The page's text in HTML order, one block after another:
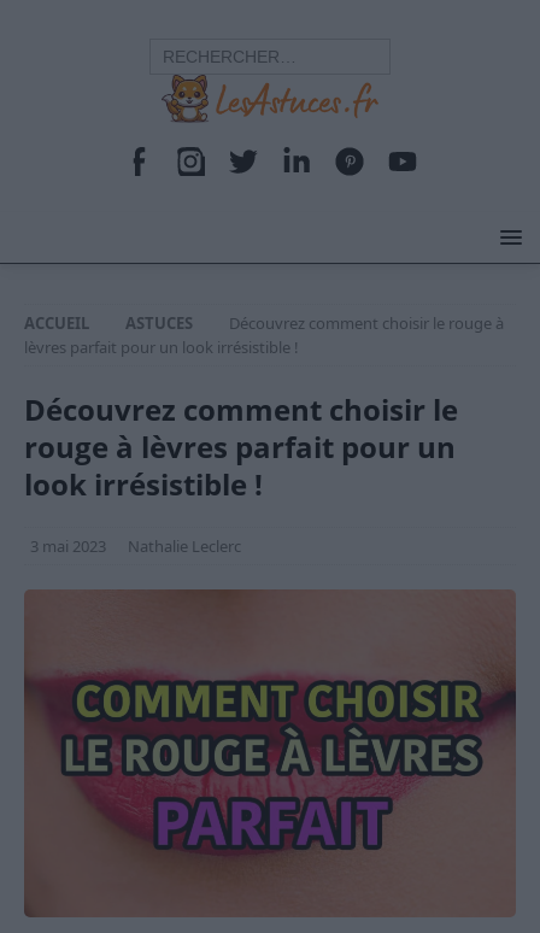
ACCUEIL ASTUCES
Découvrez comment choisir le rouge à
lèvres parfait pour un look irrésistible !
Découvrez comment choisir le
rouge à lèvres parfait pour un
look irrésistible !
3 mai 2023 Nathalie Leclerc